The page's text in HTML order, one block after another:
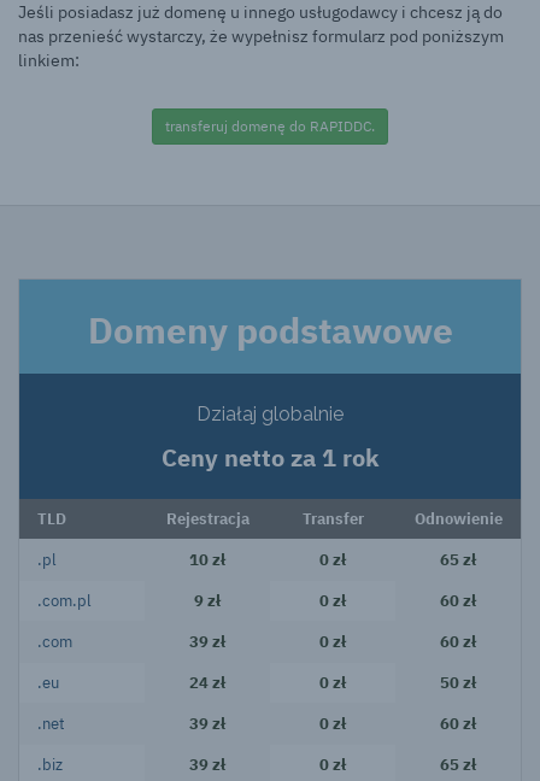
Jeśli posiadasz już domenę u innego usługodawcy i chcesz ją do
nas przenieść wystarczy, że wypełnisz formularz pod poniższym
linkiem:
transferuj domenę do RAPIDDC.
Domeny podstawowe
Działaj globalnie
Ceny netto za 1 rok
TLD Rejestracja Transfer Odnowienie
.pl 10 zł 0 zł 65 zł
.com.pl 9 zł 0 zł 60 zł
.com 39 zł 0 zł 60 zł
.eu 24 zł 0 zł 50 zł
.net 39 zł 0 zł 60 zł
.biz 39 zł 0 zł 65 zł